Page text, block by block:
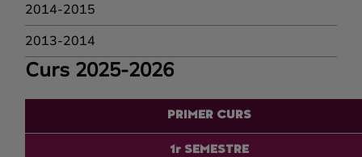
2014-2015
2013-2014
Curs 2025-2026
PRIMER CURS
1r SEMESTRE